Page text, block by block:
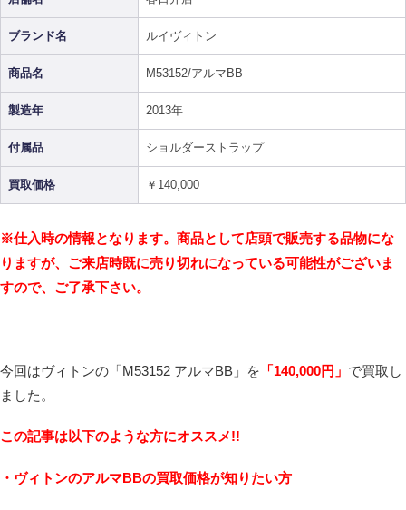
ブランド名 ルイヴィトン
商品名 M53152/アルマBB
製造年 2013年
付属品 ショルダーストラップ
買取価格 ￥140,000
※仕入時の情報となります。商品として店頭で販売する品物にな
りますが、ご来店時既に売り切れになっている可能性がございま
すので、ご了承下さい。
今回はヴィトンの「M53152 アルマBB」を 「140,000円」 で買取し
ました。
この記事は以下のような方にオススメ!!
・ヴィトンのアルマBBの買取価格が知りたい方